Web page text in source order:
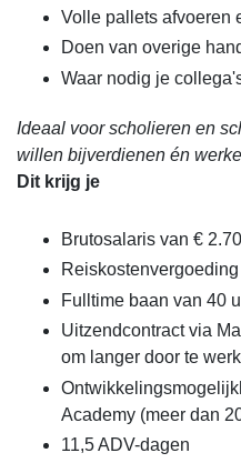
Volle pallets afvoeren
Doen van overige
Waar nodig je
Ideaal voor scholieren en
willen bijverdienen én
Dit krijg je
Brutosalaris van €
Fulltime baan van 40
Uitzendcontract via
om langer door te
Academy (meer dan
11,5 ADV-dagen